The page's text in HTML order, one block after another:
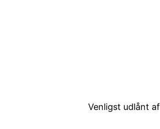
Venligst udlånt af